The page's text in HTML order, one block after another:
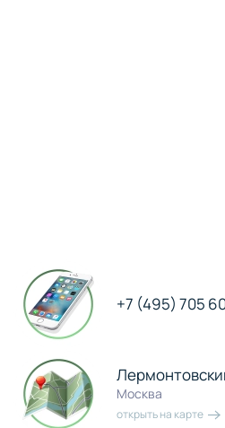
+7 (495) 705
Москва
открыть на карте